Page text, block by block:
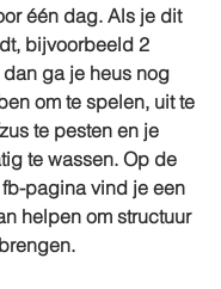
één dag. Als je dit
bijvoorbeeld 2
ga je heus nog
om te spelen, uit te
te pesten en je
te wassen. Op de
pagina vind je een
helpen om structuur